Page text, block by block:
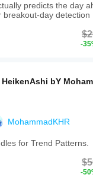
predicts the day
breakout-day detection
-
HeikenAshi bY
MohammadKHR
for Trend Patterns.
-